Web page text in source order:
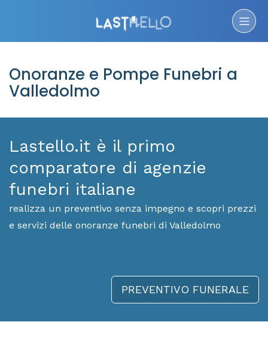
Onoranze e Pompe Funebri a
Valledolmo
Lastello.it è il primo
comparatore di agenzie
funebri italiane
realizza un preventivo senza impegno e scopri prezzi
e servizi delle onoranze funebri di Valledolmo
PREVENTIVO FUNERALE